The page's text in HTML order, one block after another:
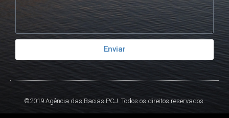
Enviar
©2019 Agência das Bacias PCJ. Todos os direitos reservados.